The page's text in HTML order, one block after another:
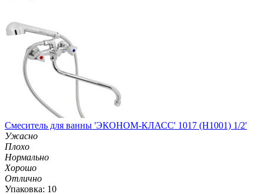
Смеситель для ванны 'ЭКОНОМ-КЛАСС' 1017 (H1001) 1/2'
Ужасно
Плохо
Нормально
Хорошо
Отлично
Упаковка: 10